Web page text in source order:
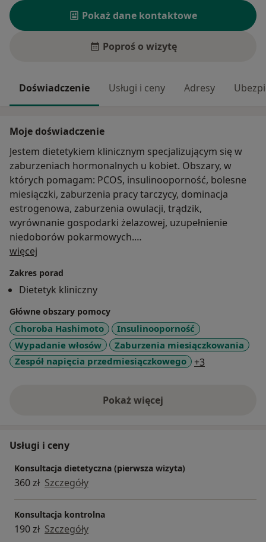
Pokaż dane kontaktowe
Poproś o wizytę
Doświadczenie Usługi i ceny Adresy
Moje doświadczenie
Jestem dietetykiem klinicznym specjalizującym się w
zaburzeniach hormonalnych u kobiet. Obszary, w
których pomagam: PCOS, insulinooporność, bolesne
miesiączki, zaburzenia pracy tarczycy, dominacja
estrogenowa, zaburzenia owulacji, trądzik,
wyrównanie gospodarki żelazowej, uzupełnienie
niedoborów pokarmowych.
Prowadzę konsultacje on-line.
więcej
Zakres porad
Dietetyk kliniczny
Główne obszary pomocy
Choroba Hashimoto
Insulinooporność
Wypadanie włosów
Zaburzenia miesiączkowania
Zespół napięcia przedmiesiączkowego
+3
Pokaż więcejo doświadczeniu
Usługi i ceny
Konsultacja dietetyczna (pierwsza wizyta)
360 zł Szczegóły
Konsultacja kontrolna
190 zł Szczegóły